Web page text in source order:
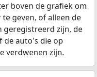
boven de grafiek om
geven, of alleen de
geregistreerd zijn, de
de auto's die op
verdwenen zijn.